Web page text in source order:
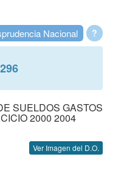
?
Nacional
SUELDOS GASTOS
2000 2004
Ver Imagen del D.O.